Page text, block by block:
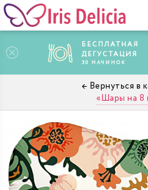
БЕСПЛАТНАЯ
ДЕГУСТАЦИЯ
30 НАЧИНОК
Шары на 8